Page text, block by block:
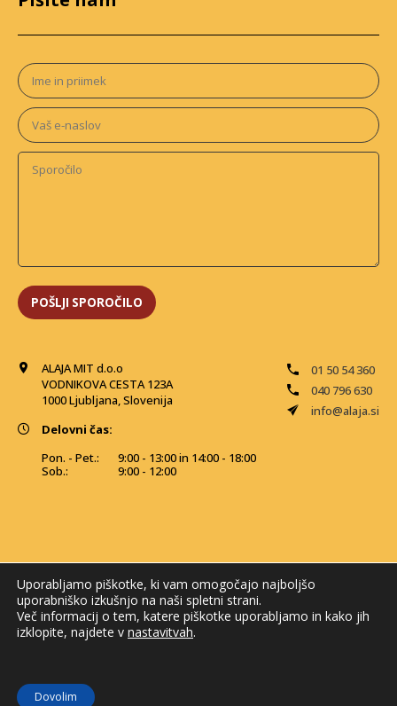
ALAJA MIT d.o.o
VODNIKOVA CESTA 123A
1000 Ljubljana, Slovenija
01 50 54 360
040 796 630
info@alaja.si
Delovni čas:
Pon. - Pet.:
Sob.:
9:00 - 13:00 in 14:00 - 18:00
9:00 - 12:00
Uporabljamo piškotke, ki vam omogočajo najboljšo
uporabniško izkušnjo na naši spletni strani.
Več informacij o tem, katere piškotke uporabljamo in kako jih
izklopite, najdete v nastavitvah.
Dovolim